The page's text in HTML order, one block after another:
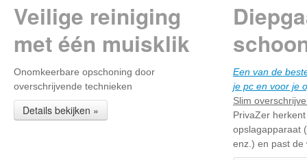
Veilige reiniging
met één muisklik
Onomkeerbare opschoning door
overschrijvende technieken
Details bekijken »
Een van de
je pc en voor je
Slim
PrivaZer
opslagapparaat
enz.) en past de